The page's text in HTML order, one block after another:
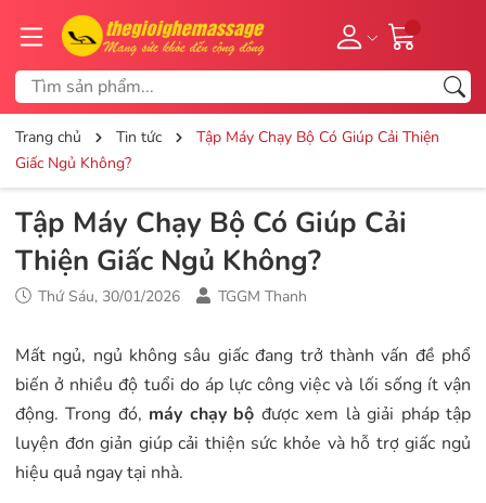
Trang chủ Tin tức
Tập Máy Chạy Bộ Có Giúp Cải Thiện
Giấc Ngủ Không?
Tập Máy Chạy Bộ Có Giúp Cải
Thiện Giấc Ngủ Không?
Thứ Sáu, 30/01/2026 TGGM Thanh
Mất ngủ, ngủ không sâu giấc đang trở thành vấn đề phổ
biến ở nhiều độ tuổi do áp lực công việc và lối sống ít vận
động. Trong đó, máy chạy bộ được xem là giải pháp tập
luyện đơn giản giúp cải thiện sức khỏe và hỗ trợ giấc ngủ
hiệu quả ngay tại nhà.